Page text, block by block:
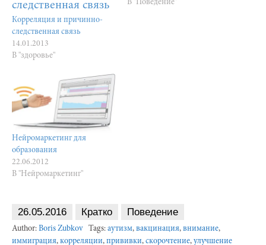
Корреляция и причинно-
следственная связь
14.01.2013
В "здоровье"
В "Поведение"
Нейромаркетинг для
образования
22.06.2012
В "Нейромаркетинг"
26.05.2016 Кратко Поведение
Author: Boris Zubkov Tags: аутизм, вакцинация, внимание,
иммиграция, корреляции, прививки, скорочтение, улучшение